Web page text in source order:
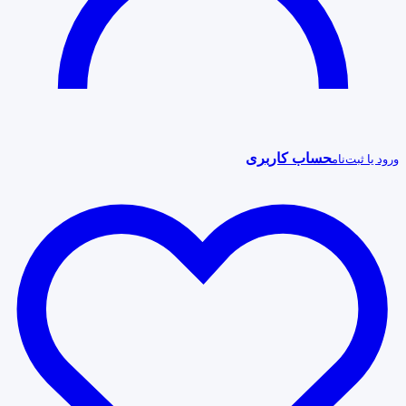
ورود یا ثبت‌نامحساب کاربری